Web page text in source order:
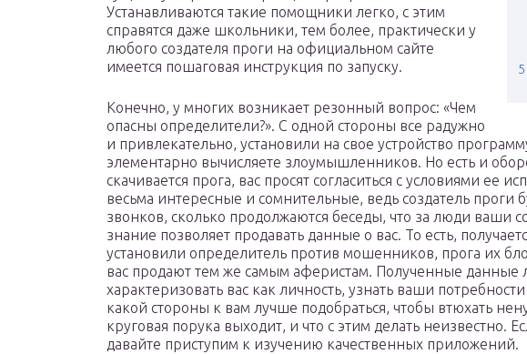
Устанавливаются такие помощники легко, с этим
справятся даже школьники, тем более, практически у
любого создателя проги на официальном сайте
имеется пошаговая инструкция по запуску.
Конечно, у многих возникает резонный вопрос: «Чем
опасны определители?». С одной стороны все радужно
и привлекательно, установили на свое устройство
элементарно вычисляете злоумышленников. Но есть и
скачивается прога, вас просят согласиться с условиями ее
весьма интересные и сомнительные, ведь создатель проги
звонков, сколько продолжаются беседы, что за люди ваши
знание позволяет продавать данные о вас. То есть,
установили определитель против мошенников, прога их
вас продают тем же самым аферистам. Полученные данные
характеризовать вас как личность, узнать ваши
какой стороны к вам лучше подобраться, чтобы втюхать
круговая порука выходит, и что с этим делать неизвестно.
давайте приступим к изучению качественных приложений.